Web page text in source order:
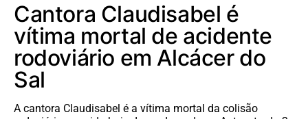
Cantora Claudisabel é
vítima mortal de acidente
rodoviário em Alcácer do
Sal
A cantora Claudisabel é a vítima mortal da colisão